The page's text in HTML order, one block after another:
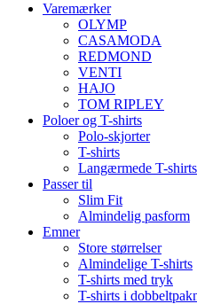
Varemærker
OLYMP
CASAMODA
REDMOND
VENTI
HAJO
TOM RIPLEY
Poloer og T-shirts
Polo-skjorter
T-shirts
Langærmede T-shirts
Passer til
Slim Fit
Almindelig pasform
Emner
Store størrelser
Almindelige T-shirts
T-shirts med tryk
T-shirts i